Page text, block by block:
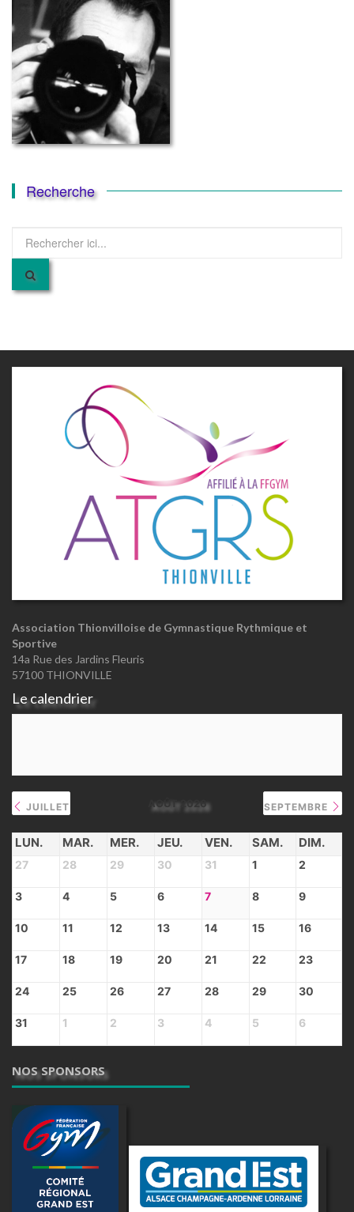
Recherche
pour
Association Thionvilloise de Gymnastique Rythmique et
Sportive
14a Rue des Jardins Fleuris
57100 THIONVILLE
Le calendrier
JUILLET AOÛT 2026 SEPTEMBRE
LUN. MAR. MER. JEU. VEN. SAM. DIM.
27 28 29 30 31 1 2
3 4 5 6 7 8 9
10 11 12 13 14 15 16
17 18 19 20 21 22 23
24 25 26 27 28 29 30
31 1 2 3 4 5 6
NOS SPONSORS